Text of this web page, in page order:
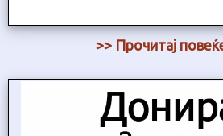
>> Прочитај